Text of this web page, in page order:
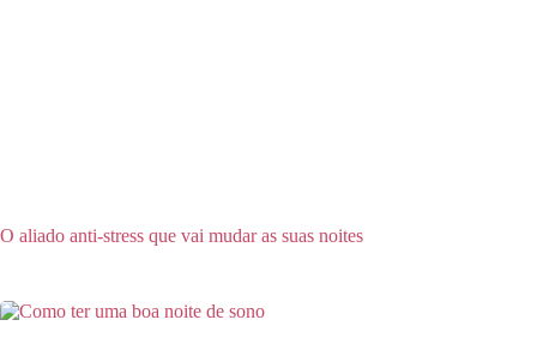
O aliado anti-stress que vai mudar as suas noites